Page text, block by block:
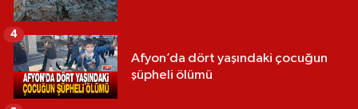
Afyon’da dört yaşındaki çocuğun
şüpheli ölümü
4